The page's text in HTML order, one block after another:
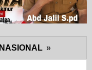
NASIONAL »